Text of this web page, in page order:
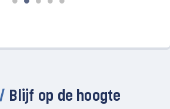
Blijf op de hoogte